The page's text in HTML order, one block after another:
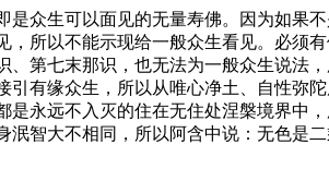
众生可以面见的无量寿佛。因为如果
所以不能示现给一般众生看见。必须
第七末那识，也无法为一般众生说法
有缘众生，所以从唯心净土、自性弥
永远不入灭的住在无住处涅槃境界中
智大不相同，所以阿含中说：无色是